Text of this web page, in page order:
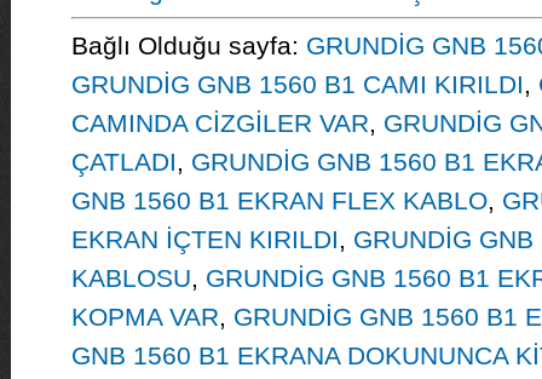
Bağlı Olduğu sayfa: GRUNDİG GNB
GRUNDİG GNB 1560 B1 CAMI KIRILDI,
CAMINDA CİZGİLER VAR, GRUNDİG
ÇATLADI, GRUNDİG GNB 1560 B1
GNB 1560 B1 EKRAN FLEX KABLO,
EKRAN İÇTEN KIRILDI, GRUNDİG
KABLOSU, GRUNDİG GNB 1560 B1
KOPMA VAR, GRUNDİG GNB 1560 B1
GNB 1560 B1 EKRANA DOKUNUNCA